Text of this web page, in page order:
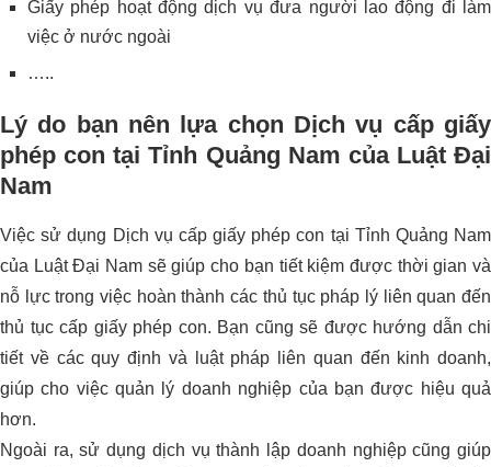
Giấy phép hoạt động dịch vụ đưa người lao động đi làm
việc ở nước ngoài
…..
Lý do bạn nên lựa chọn Dịch vụ cấp giấy
phép con tại Tỉnh Quảng Nam của Luật Đại
Nam
Việc sử dụng Dịch vụ cấp giấy phép con tại Tỉnh Quảng Nam
của Luật Đại Nam sẽ giúp cho bạn tiết kiệm được thời gian và
nỗ lực trong việc hoàn thành các thủ tục pháp lý liên quan đến
thủ tục cấp giấy phép con. Bạn cũng sẽ được hướng dẫn chi
tiết về các quy định và luật pháp liên quan đến kinh doanh,
giúp cho việc quản lý doanh nghiệp của bạn được hiệu quả
hơn.
Ngoài ra, sử dụng dịch vụ thành lập doanh nghiệp cũng giúp